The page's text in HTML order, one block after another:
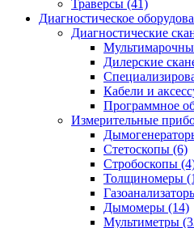
Траверсы (41)
Диагностическое
Диагностические
Дилерские
Кабели и
Программное
Измерительные
Стетоскопы (6)
Стробоскопы
Толщиномеры
Дымомеры (14)
Мультиметры